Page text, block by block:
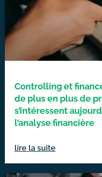
Controlling et
de plus en plus de
s’intéressent
l’analyse financière
lire la suite